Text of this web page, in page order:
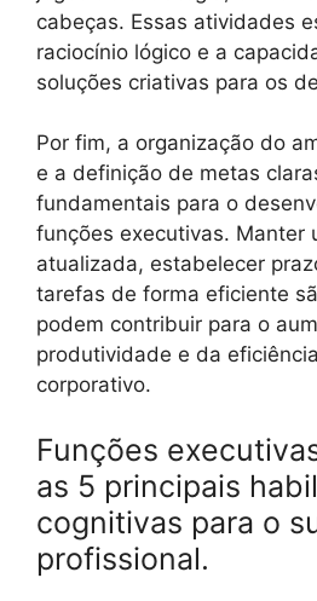
cabeças. Essas atividades
raciocínio lógico e a
soluções criativas para os
Por fim, a organização do
e a definição de metas
fundamentais para o
funções executivas. Manter
atualizada, estabelecer
tarefas de forma eficiente
podem contribuir para o
produtividade e da
corporativo.
Funções
as 5 principais
cognitivas para o
profissional.